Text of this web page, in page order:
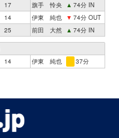
17 旗手 怜央 ▲ 74分 IN
14 伊東 純也 ▼ 74分 OUT
25 前田 大然 ▲ 74分 IN
14 伊東 純也 37分